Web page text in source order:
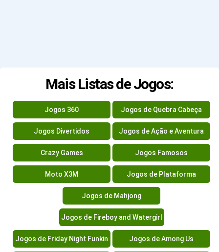
Mais Listas de Jogos:
Jogos 360 Jogos de Quebra Cabeça
Jogos Divertidos Jogos de Ação e Aventura
Crazy Games Jogos Famosos
Moto X3M Jogos de Plataforma
Jogos de Mahjong
Jogos de Fireboy and Watergirl
Jogos de Friday Night Funkin Jogos de Among Us